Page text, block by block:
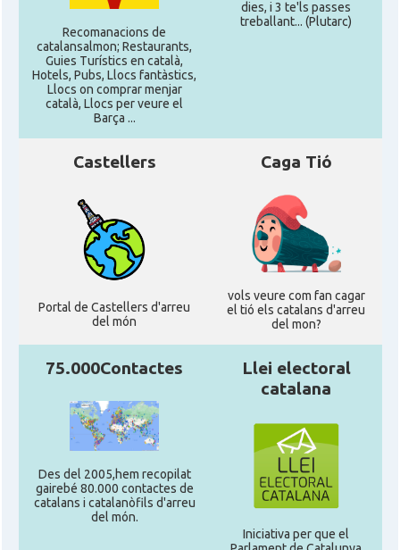
Recomanacions de
catalansalmon; Restaurants,
Guies Turístics en català,
Hotels, Pubs, Llocs fantàstics,
Llocs on comprar menjar
català, Llocs per veure el
Barça ...
dies, i 3 te'ls passes
treballant... (Plutarc)
Castellers
Portal de Castellers d'arreu
del món
Caga Tió
vols veure com fan cagar
el tió els catalans d'arreu
del mon?
75.000Contactes
Des del 2005,hem recopilat
gairebé 80.000 contactes de
catalans i catalanòfils d'arreu
del món.
Llei electoral
catalana
Iniciativa per que el